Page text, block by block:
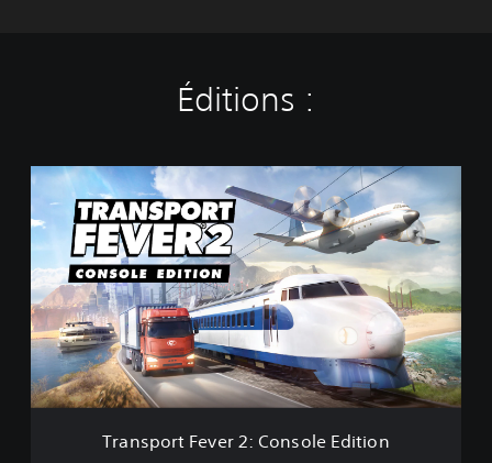
Éditions :
T
a
n
p
o
r
t
F
e
v
Transport Fever 2: Console Edition